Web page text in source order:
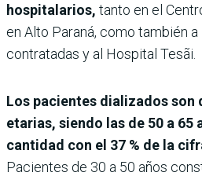
hospitalarios, tanto en el
en Alto Paraná, como también
contratadas y al Hospital Tesãi.
Los pacientes dializados son
etarias, siendo las de 50 a 65
cantidad con el 37 % de la
Pacientes de 30 a 50 años